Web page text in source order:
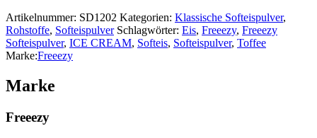
Artikelnummer: SD1202 Kategorien: Klassische Softeispulver,
Rohstoffe, Softeispulver Schlagwörter: Eis, Freeezy, Freeezy
Softeispulver, ICE CREAM, Softeis, Softeispulver, Toffee
Marke:Freeezy
Marke
Freeezy